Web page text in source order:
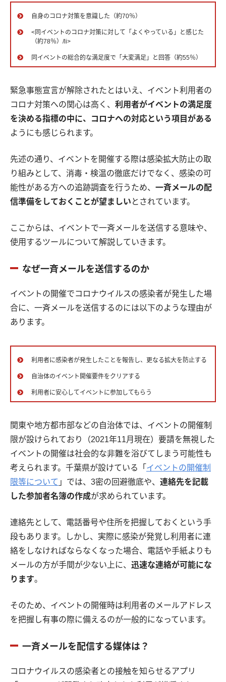
自身のコロナ対策を意識した（約70％）
<同イベントのコロナ対策に対して「よくやっている」と感じた
（約78％）/li>
同イベントの総合的な満足度で「大変満足」と回答（約55％）
緊急事態宣言が解除されたとはいえ、イベント利用者の
コロナ対策への関心は高く、 利用者がイベントの満足度
を決める指標の中に、コロナへの対応という項目がある
ようにも感じられます。
先述の通り、イベントを開催する際は感染拡大防止の取
り組みとして、消毒・検温の徹底だけでなく、感染の可
能性がある方への追跡調査を行うため、 一斉メールの配
信準備をしておくことが望ましい とされています。
ここからは、イベントで一斉メールを送信する意味や、
使用するツールについて解説していきます。
なぜ一斉メールを送信するのか
イベントの開催でコロナウイルスの感染者が発生した場
合に、一斉メールを送信するのには以下のような理由が
あります。
利用者に感染者が発生したことを報告し、更なる拡大を防止する
自治体のイベント開催要件をクリアする
利用者に安心してイベントに参加してもらう
関東や地方都市部などの自治体では、イベントの開催制
限が設けられており（2021年11月現在）要請を無視した
イベントの開催は社会的な非難を浴びてしまう可能性も
考えられます。千葉県が設けている「 イベントの開催制
限等について 」では、3密の回避徹底や、 連絡先を記載
した参加者名簿の作成が求められています。
連絡先として、電話番号や住所を把握しておくという手
段もあります。しかし、実際に感染が発覚し利用者に連
絡をしなければならなくなった場合、電話や手紙よりも
メールの方が手間が少ない上に、 迅速な連絡が可能にな
ります。
そのため、イベントの開催時は利用者のメールアドレス
を把握し有事の際に備えるのが一般的になっています。
一斉メールを配信する媒体は？
コロナウイルスの感染者との接触を知らせるアプリ